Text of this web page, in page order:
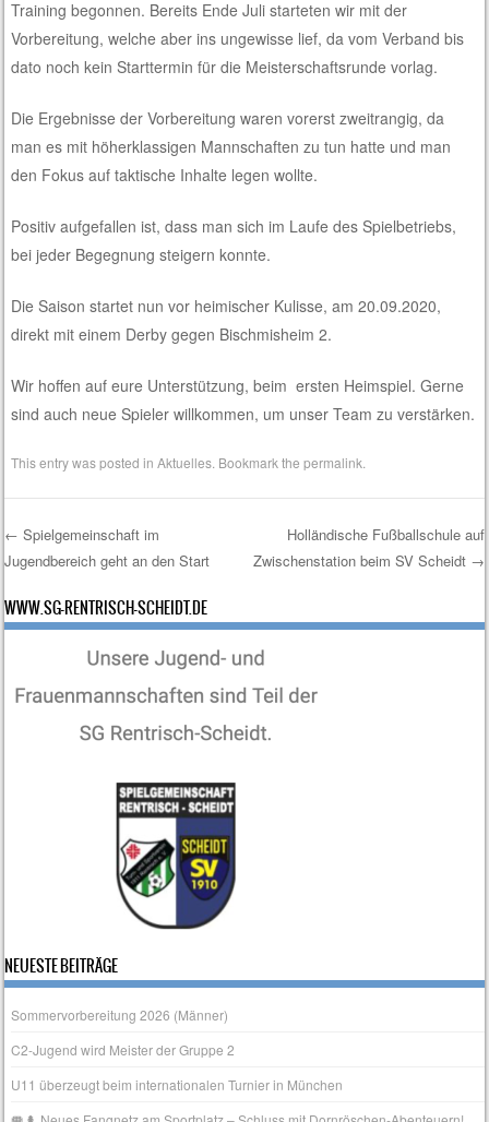
Training begonnen. Bereits Ende Juli starteten wir mit der
Vorbereitung, welche aber ins ungewisse lief, da vom Verband bis
dato noch kein Starttermin für die Meisterschaftsrunde vorlag.
Die Ergebnisse der Vorbereitung waren vorerst zweitrangig, da
man es mit höherklassigen Mannschaften zu tun hatte und man
den Fokus auf taktische Inhalte legen wollte.
Positiv aufgefallen ist, dass man sich im Laufe des Spielbetriebs,
bei jeder Begegnung steigern konnte.
Die Saison startet nun vor heimischer Kulisse,am 20.09.2020,
direkt mit einem Derby gegen Bischmisheim 2.
Wir hoffen auf eure Unterstützung, beim ersten Heimspiel. Gerne
sind auch neue Spieler willkommen, um unser Team zu verstärken.
This entry was posted inAktuelles . Bookmark thepermalink
Post navigation
← Spielgemeinschaft im
Jugendbereich geht an den Start
Holländische Fußballschule auf
Zwischenstation beim SV Scheidt →
WWW.SG-RENTRISCH-SCHEIDT.DE
NEUESTE BEITRÄGE
Sommervorbereitung 2026 (Männer)
C2-Jugend wird Meister der Gruppe 2
U11 überzeugt beim internationalen Turnier in München